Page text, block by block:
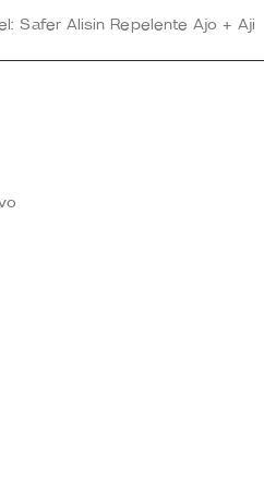
Safer Alisin Repelente Ajo + Aji